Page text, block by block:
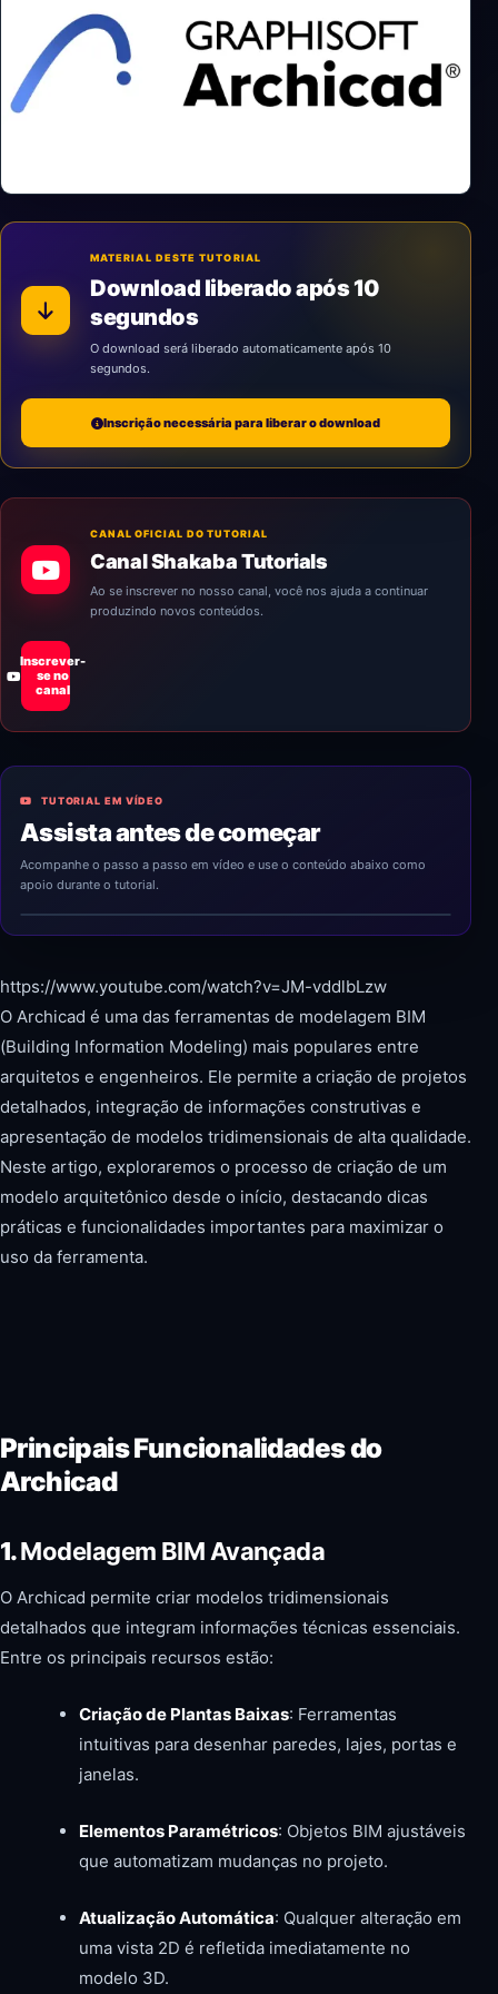
MATERIAL DESTE TUTORIAL
Download liberado após 10
segundos
O download será liberado automaticamente após 10
segundos.
Inscrição necessária para liberar o download
CANAL OFICIAL DO TUTORIAL
Canal Shakaba Tutorials
Ao se inscrever no nosso canal, você nos ajuda a continuar
produzindo novos conteúdos.
Inscrever-
se no
canal
TUTORIAL EM VÍDEO
Assista antes de começar
Acompanhe o passo a passo em vídeo e use o conteúdo abaixo como
apoio durante o tutorial.
https://www.youtube.com/watch?v=JM-vddlbLzw
O Archicad é uma das ferramentas de modelagem BIM
(Building Information Modeling) mais populares entre
arquitetos e engenheiros. Ele permite a criação de projetos
detalhados, integração de informações construtivas e
apresentação de modelos tridimensionais de alta qualidade.
Neste artigo, exploraremos o processo de criação de um
modelo arquitetônico desde o início, destacando dicas
práticas e funcionalidades importantes para maximizar o
uso da ferramenta.
Principais Funcionalidades do
Archicad
1.Modelagem BIM Avançada
O Archicad permite criar modelos tridimensionais
detalhados que integram informações técnicas essenciais.
Entre os principais recursos estão:
Criação de Plantas Baixas: Ferramentas
intuitivas para desenhar paredes, lajes, portas e
janelas.
Elementos Paramétricos: Objetos BIM ajustáveis
que automatizam mudanças no projeto.
Atualização Automática: Qualquer alteração em
uma vista 2D é refletida imediatamente no
modelo 3D.